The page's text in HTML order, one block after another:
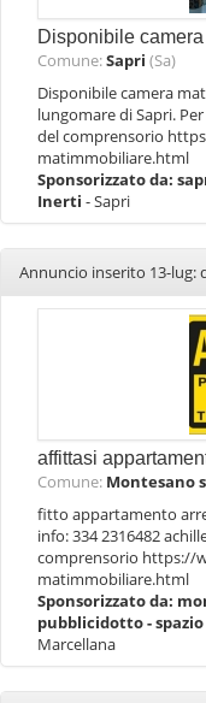
Disponibile
Comune:Sapri (Sa)
Disponibile camera
lungomare di Sapri.
del comprensorio
matimmobiliare.html
Sponsorizzato da:
Inerti - Sapri
Annuncio inserito 13-lug:
affittasi
Comune: Montesano
fitto appartamento
info: 334 2316482
comprensorio https://
matimmobiliare.html
Sponsorizzato da:
pubblicidotto -
Marcellana